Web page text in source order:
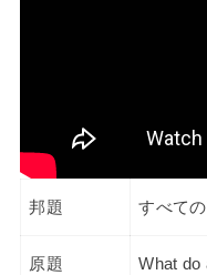
邦題 すべて
原題 What do